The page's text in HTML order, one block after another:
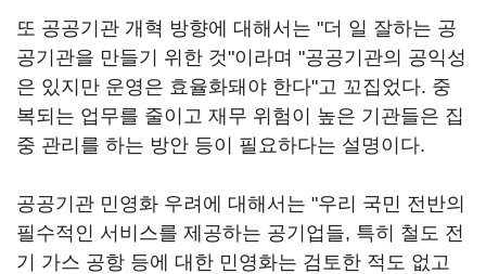
또 공공기관 개혁 방향에 대해서는 "더 일 잘하는 공
공기관을 만들기 위한 것"이라며 "공공기관의 공익성
은 있지만 운영은 효율화돼야 한다"고 꼬집었다. 중
복되는 업무를 줄이고 재무 위험이 높은 기관들은 집
중 관리를 하는 방안 등이 필요하다는 설명이다.
공공기관 민영화 우려에 대해서는 "우리 국민 전반의
필수적인 서비스를 제공하는 공기업들, 특히 철도 전
기 가스 공항 등에 대한 민영화는 검토한 적도 없고